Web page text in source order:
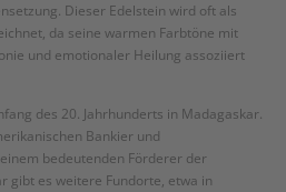
Dieser Edelstein wird oft als
da seine warmen Farbtöne mit
und emotionaler Heilung assoziiert
des 20. Jahrhunderts in Madagaskar.
Bankier und
bedeutenden Förderer der
gibt es weitere Fundorte, etwa in